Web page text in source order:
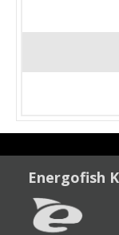
Energofish